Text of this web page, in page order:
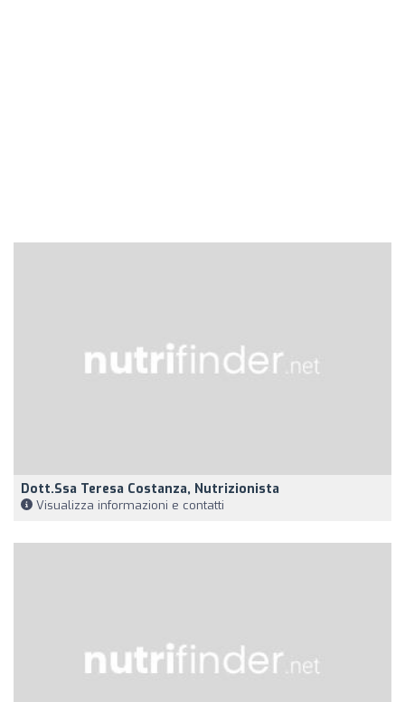
Dott.ssa Teresa Costanza, Nutrizionista
Visualizza informazioni e contatti